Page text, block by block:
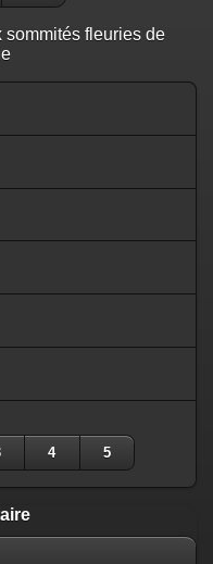
sommités fleuries de
4 5